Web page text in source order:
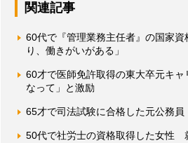
関連記事
60代で『管理業務主任者』の国家
り、働きがいがある」
60才で医師免許取得の東大卒元キ
なって」と激励
65才で司法試験に合格した元公務
50代で社労士の資格取得した女性